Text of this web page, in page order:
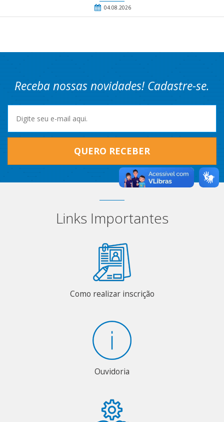
04.08.2026
Receba nossas novidades! Cadastre-se.
QUERO RECEBER
Links Importantes
Como realizar inscrição
Ouvidoria